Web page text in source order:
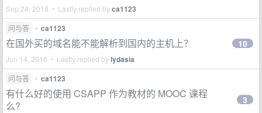
Sep 24, 2018 • Lastly replied byca1123
问与答 • ca1123
在国外买的域名能不能解析到国内的主机上？
Jun 14, 2016 • Lastly replied bylydasia
10
问与答 • ca1123
有什么好的使用 CSAPP 作为教材的 MOOC 课程
么?
3